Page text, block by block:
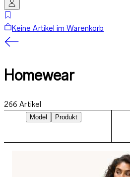
Keine Artikel im Warenkorb
Homewear
266 Artikel
Model
Produkt